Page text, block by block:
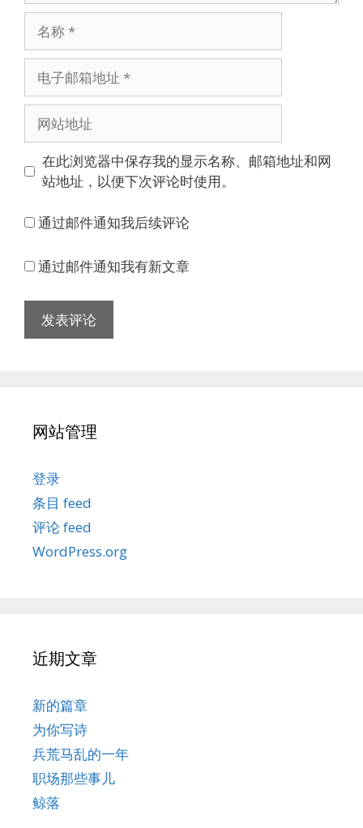
邮
地
址
址
在此浏览器中保存我的显示名称、邮箱地址和网
站地址，以便下次评论时使用。
通过邮件通知我后续评论
通过邮件通知我有新文章
网站管理
登录
条目 feed
评论 feed
WordPress.org
近期文章
新的篇章
为你写诗
兵荒马乱的一年
职场那些事儿
鲸落